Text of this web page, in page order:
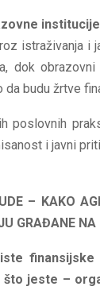
istraživanja i
dok
budu žrtve
poslovnih
i javni
– KAKO
GRAĐANE
jeste –